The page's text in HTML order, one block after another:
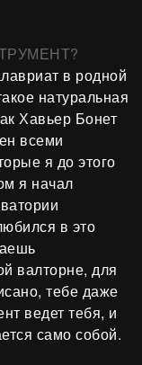
в родной
натуральная
Хавьер Бонет
всеми
я до этого
я начал
в это
валторне, для
тебе даже
ведет тебя, и
само собой.